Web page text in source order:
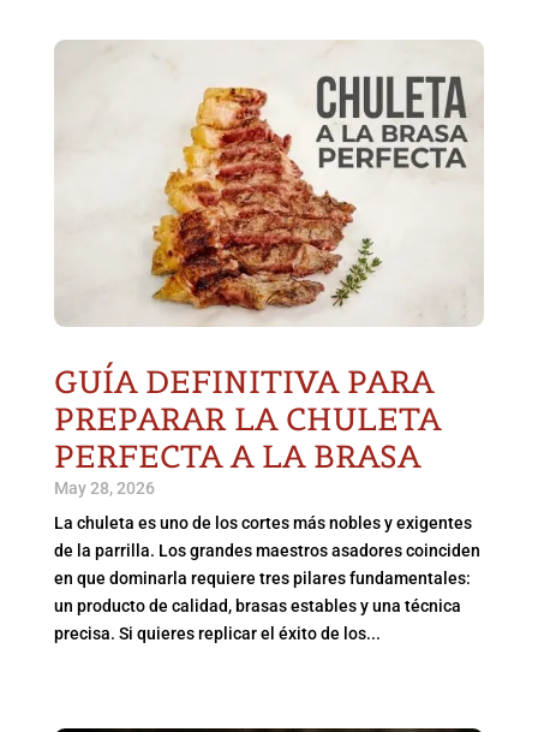
GUÍA DEFINITIVA PARA
PREPARAR LA CHULETA
PERFECTA A LA BRASA
May 28, 2026
La chuleta es uno de los cortes más nobles y exigentes
de la parrilla. Los grandes maestros asadores coinciden
en que dominarla requiere tres pilares fundamentales:
un producto de calidad, brasas estables y una técnica
precisa. Si quieres replicar el éxito de los...